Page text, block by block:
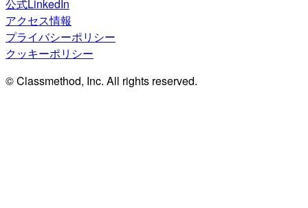
公式LinkedIn
アクセス情報
プライバシーポリシー
クッキーポリシー
© Classmethod, Inc. All rights reserved.